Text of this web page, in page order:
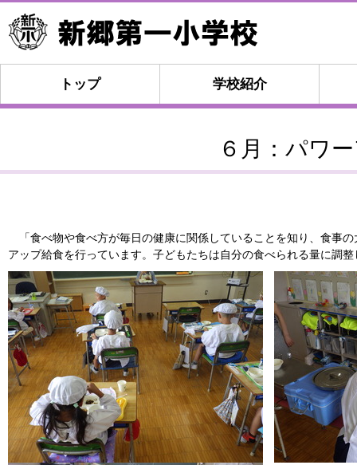
トップ 学校紹介
６月：パワ
「食べ物や食べ方が毎日の健康に関係していることを知り、食事
アップ給食を行っています。子どもたちは自分の食べられる量に調